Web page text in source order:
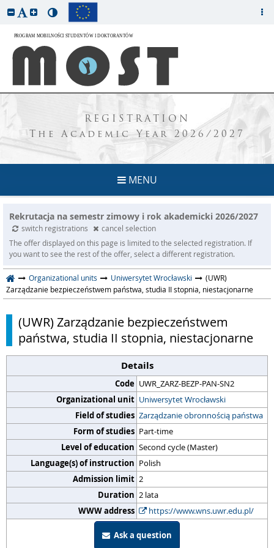
REGISTRATION
The Academic Year 2026/2027
MENU
Rekrutacja na semestr zimowy i rok akademicki 2026/2027
switch registrations
cancel selection
The offer displayed on this page is limited to the selected registration. If
you want to see the rest of the offer, select a different registration.
Organizational units Uniwersytet Wrocławski
(UWR)
Zarządzanie bezpieczeństwem państwa, studia II stopnia, niestacjonarne
(UWR) Zarządzanie bezpieczeństwem
państwa, studia II stopnia, niestacjonarne
Details
Code UWR_ZARZ-BEZP-PAN-SN2
Organizational unit Uniwersytet Wrocławski
Field of studies Zarządzanie obronnością państwa
Form of studies Part-time
Level of education Second cycle (Master)
Language(s) of instruction Polish
Admission limit 2
Duration 2 lata
WWW address
https://www.wns.uwr.edu.pl/
Ask a question